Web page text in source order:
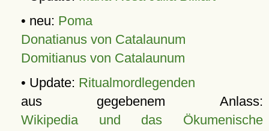
• neu: Poma
Donatianus von Catalaunum
Domitianus von Catalaunum
• Update: Ritualmordlegenden
aus gegebenem Anlass:
Wikipedia und das Ökumenische